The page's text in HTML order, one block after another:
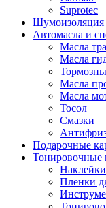
Suprotec
Шумоизоляция
Автомасла и
Масла
Масла
Масла
Масла
Тосол
Смазки
Подарочные
Тонировочные
Наклейки
Пленки